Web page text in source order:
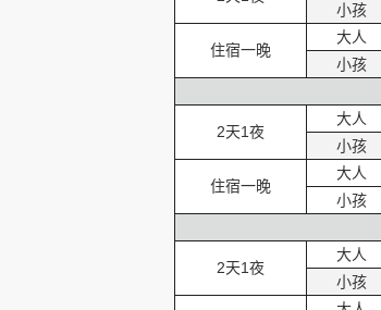
小孩
住宿一晚
大人
小孩
2天1夜
大人
小孩
住宿一晚
大人
小孩
2天1夜
大人
小孩